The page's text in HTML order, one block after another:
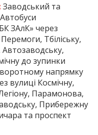
Заводський та
ЗАлК» через
Тбіліську,
до зупинки
напрямку
вулиці Космічну,
Парамонова,
Прибережну
та проспект